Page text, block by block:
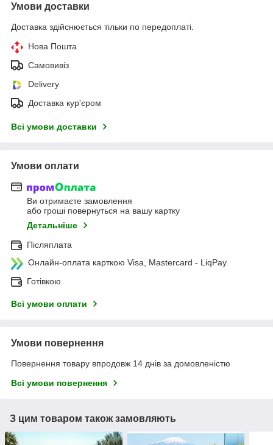
Умови доставки
Доставка здійснюється тільки по передоплаті.
Нова Пошта
Самовивіз
Delivery
Доставка кур'єром
Всі умови доставки
Умови оплати
Ви отримаєте замовлення
або гроші повернуться на вашу картку
Детальніше
Післяплата
Онлайн-оплата карткою Visa, Mastercard - LiqPay
Готівкою
Всі умови оплати
Умови повернення
Повернення товару впродовж 14 днів за домовленістю
Всі умови повернення
З цим товаром також замовляють